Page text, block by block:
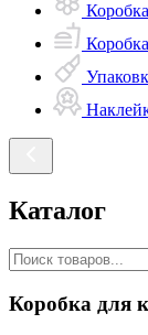
Каталог
Коробка для